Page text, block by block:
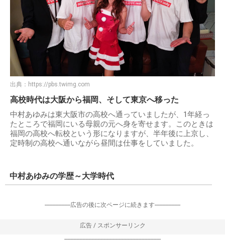
出典： https://pbs.twimg.com
高校時代は大阪から福岡、そして東京へ移った
中村あゆみは東大阪市の高校へ通っていましたが、1年経っ
たところで福岡にいる母親の元へ身を寄せます。このときは
福岡の高校へ転校という形になりますが、半年後に上京し、
定時制の高校へ通いながら昼間は仕事をしていました。
中村あゆみの学歴～大学時代
-----------------広告の後に次ページに続きます-----------------
広告 / スポンサーリンク
----------------------------------------------------------------